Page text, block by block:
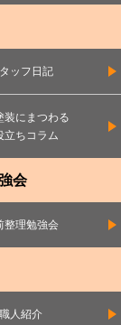
ッフ日記
装にまつわる
立ちコラム
会
整理勉強会
職人紹介